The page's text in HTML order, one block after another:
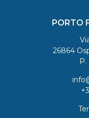
PORTO
26864